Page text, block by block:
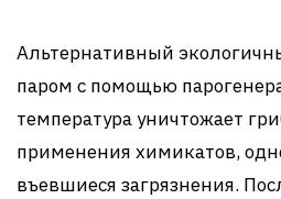
Альтернативный
паром с помощью
температура уничтожает
применения химикатов,
въевшиеся загрязнения.